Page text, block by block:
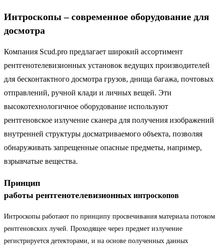
Интроскопы – современное оборудование для
досмотра
Компания Scud.pro предлагает широкий ассортимент
рентгенотелевизионных установок ведущих производителей
для бесконтактного досмотра грузов, днища багажа, почтовых
отправлений, ручной клади и личных вещей. Эти
высокотехнологичное оборудование используют
рентгеновское излучение сканера для получения изображений
внутренней структуры досматриваемого объекта, позволяя
обнаруживать запрещенные опасные предметы, например,
взрывчатые вещества.
Принцип
работы рентгенотелевизионных интроскопов
Интроскопы работают по принципу просвечивания материала потоком
рентгеновских лучей. Проходящее через предмет излучение
регистрируется детекторами, и на основе полученных данных